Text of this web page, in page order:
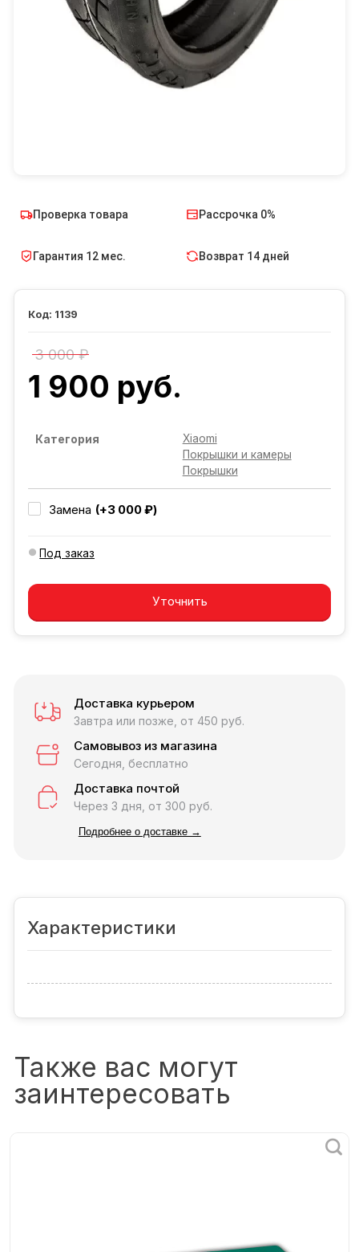
Проверка товара Рассрочка 0%
Гарантия 12 мес. Возврат 14 дней
1139
3 000 ₽
1 900 руб.
Категория
Xiaomi
Покрышки и камеры
Покрышки
Замена (+3 000 ₽)
Под заказ
Уточнить
Доставка курьером
Завтра или позже, от 450 руб.
Самовывоз из магазина
Сегодня, бесплатно
Доставка почтой
Через 3 дня, от 300 руб.
Подробнее о доставке →
Характеристики
Также вас могут
заинтересовать